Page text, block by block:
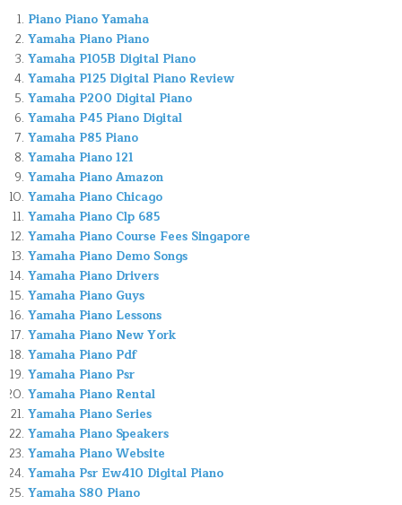
Piano Piano Yamaha
Yamaha Piano Piano
Yamaha P105B Digital Piano
Yamaha P125 Digital Piano Review
Yamaha P200 Digital Piano
Yamaha P45 Piano Digital
Yamaha P85 Piano
Yamaha Piano 121
Yamaha Piano Amazon
Yamaha Piano Chicago
Yamaha Piano Clp 685
Yamaha Piano Course Fees Singapore
Yamaha Piano Demo Songs
Yamaha Piano Drivers
Yamaha Piano Guys
Yamaha Piano Lessons
Yamaha Piano New York
Yamaha Piano Pdf
Yamaha Piano Psr
Yamaha Piano Rental
Yamaha Piano Series
Yamaha Piano Speakers
Yamaha Piano Website
Yamaha Psr Ew410 Digital Piano
Yamaha S80 Piano